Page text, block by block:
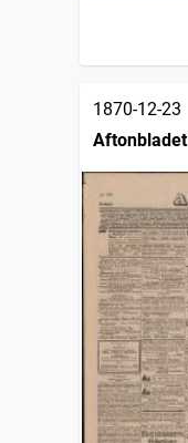
1870-12-23
Aftonbladet